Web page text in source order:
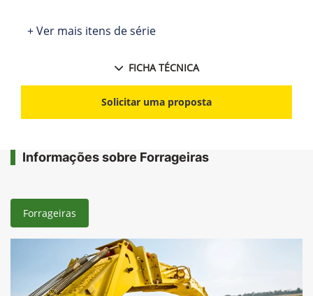
+ Ver mais itens de série
FICHA TÉCNICA
Solicitar uma proposta
Informações sobre Forrageiras
Forrageiras